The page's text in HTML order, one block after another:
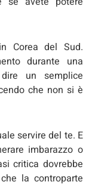
Corea del Sud.
durante una
un semplice
che non si è
servire del te. E
imbarazzo o
critica dovrebbe
la controparte